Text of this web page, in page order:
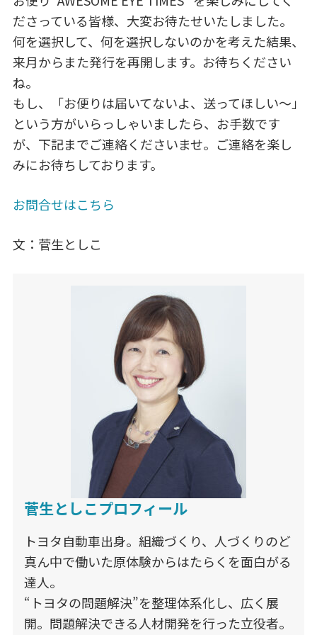
ださっている皆様、大変お待たせいたしました。
何を選択して、何を選択しないのかを考えた結果、
来月からまた発行を再開します。お待ちください
ね。
もし、「お便りは届いてないよ、送ってほしい～」
という方がいらっしゃいましたら、お手数です
が、下記までご連絡くださいませ。ご連絡を楽し
みにお待ちしております。
お問合せはこちら
文：菅生としこ
菅生としこプロフィール
トヨタ自動車出身。組織づくり、人づくりのど
真ん中で働いた原体験からはたらくを面白がる
達人。
“トヨタの問題解決”を整理体系化し、広く展
開。問題解決できる人材開発を行った立役者。